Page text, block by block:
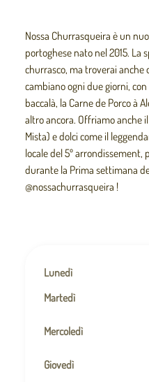
Nossa Churrasqueira è un
portoghese nato nel 2015. La
churrasco, ma troverai anche
cambiano ogni due giorni,
baccalà, la Carne de Porco à
altro ancora. Offriamo anche
Mista) e dolci come il
locale del 5º arrondissement,
durante la Prima settimana
@nossachurrasqueira !
Lunedì
Martedì
Mercoledì
Giovedì